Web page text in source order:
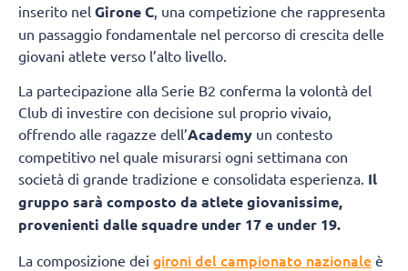
inserito nel Girone C , una competizione che rappresenta
un passaggio fondamentale nel percorso di crescita delle
giovani atlete verso l’alto livello.
La partecipazione alla Serie B2 conferma la volontà del
Club di investire con decisione sul proprio vivaio,
offrendo alle ragazze dell’Academy un contesto
competitivo nel quale misurarsi ogni settimana con
società di grande tradizione e consolidata esperienza. Il
gruppo sarà composto da atlete giovanissime,
provenienti dalle squadre under 17 e under 19.
La composizione dei gironi del campionato nazionale è